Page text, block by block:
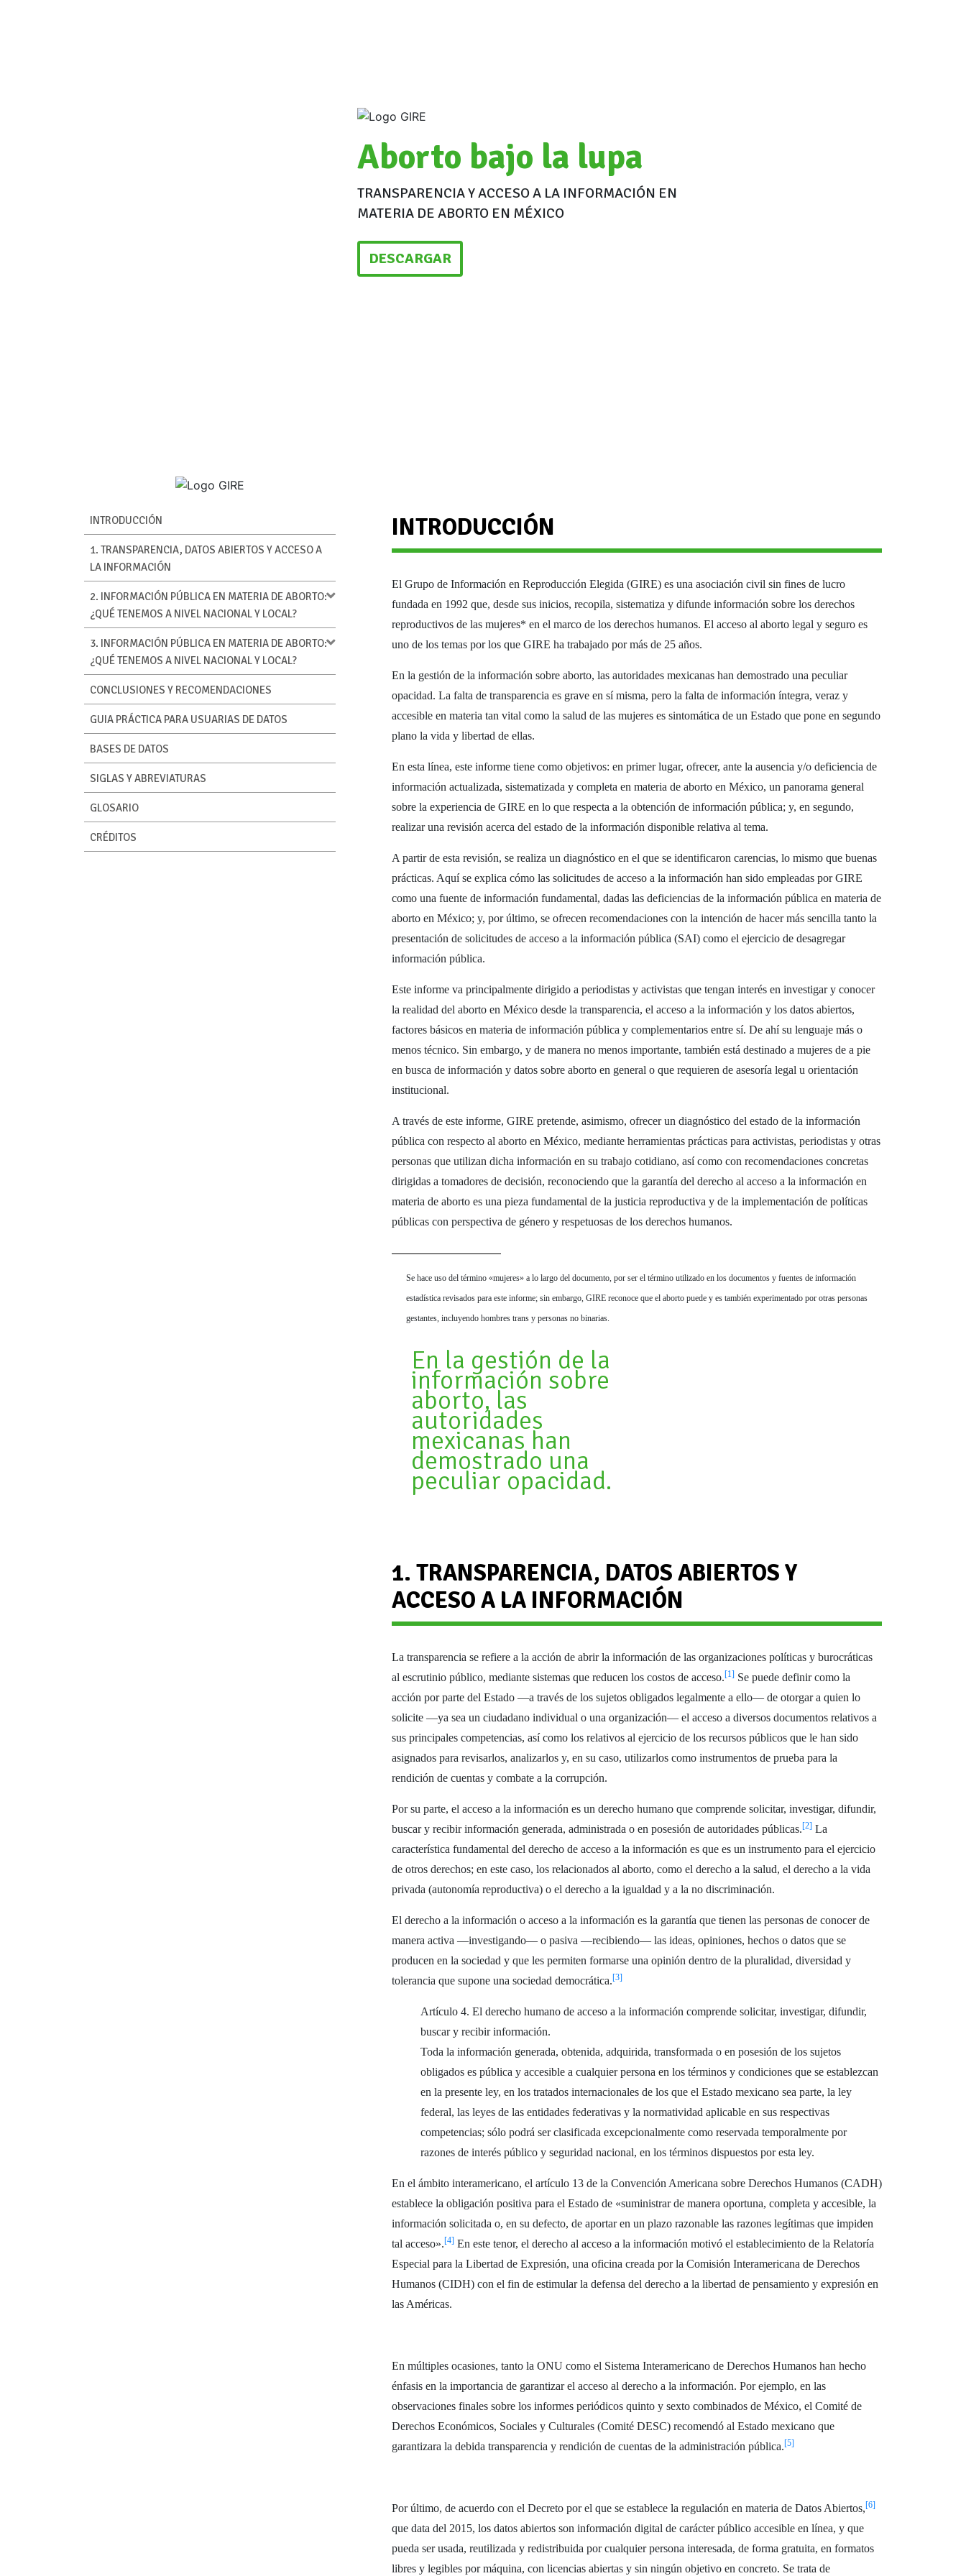
Aborto bajo la lupa
TRANSPARENCIA Y ACCESO A LA INFORMACIÓN EN
MATERIA DE ABORTO EN MÉXICO
DESCARGAR
INTRODUCCIÓN
1. TRANSPARENCIA, DATOS ABIERTOS Y ACCESO A
LA INFORMACIÓN
2. INFORMACIÓN PÚBLICA EN MATERIA DE ABORTO:
¿QUÉ TENEMOS A NIVEL NACIONAL Y LOCAL?
3. INFORMACIÓN PÚBLICA EN MATERIA DE ABORTO:
¿QUÉ TENEMOS A NIVEL NACIONAL Y LOCAL?
CONCLUSIONES Y RECOMENDACIONES
GUIA PRÁCTICA PARA USUARIAS DE DATOS
BASES DE DATOS
SIGLAS Y ABREVIATURAS
GLOSARIO
CRÉDITOS
INTRODUCCIÓN
El Grupo de Información en Reproducción Elegida (GIRE) es una asociación civil sin fines de lucro
fundada en 1992 que, desde sus inicios, recopila, sistematiza y difunde información sobre los derechos
reproductivos de las mujeres* en el marco de los derechos humanos. El acceso al aborto legal y seguro es
uno de los temas por los que GIRE ha trabajado por más de 25 años.
En la gestión de la información sobre aborto, las autoridades mexicanas han demostrado una peculiar
opacidad. La falta de transparencia es grave en sí misma, pero la falta de información íntegra, veraz y
accesible en materia tan vital como la salud de las mujeres es sintomática de un Estado que pone en segundo
plano la vida y libertad de ellas.
En esta línea, este informe tiene como objetivos: en primer lugar, ofrecer, ante la ausencia y/o deficiencia de
información actualizada, sistematizada y completa en materia de aborto en México, un panorama general
sobre la experiencia de GIRE en lo que respecta a la obtención de información pública; y, en segundo,
realizar una revisión acerca del estado de la información disponible relativa al tema.
A partir de esta revisión, se realiza un diagnóstico en el que se identificaron carencias, lo mismo que buenas
prácticas. Aquí se explica cómo las solicitudes de acceso a la información han sido empleadas por GIRE
como una fuente de información fundamental, dadas las deficiencias de la información pública en materia de
aborto en México; y, por último, se ofrecen recomendaciones con la intención de hacer más sencilla tanto la
presentación de solicitudes de acceso a la información pública (SAI) como el ejercicio de desagregar
información pública.
Este informe va principalmente dirigido a periodistas y activistas que tengan interés en investigar y conocer
la realidad del aborto en México desde la transparencia, el acceso a la información y los datos abiertos,
factores básicos en materia de información pública y complementarios entre sí. De ahí su lenguaje más o
menos técnico. Sin embargo, y de manera no menos importante, también está destinado a mujeres de a pie
en busca de información y datos sobre aborto en general o que requieren de asesoría legal u orientación
institucional.
A través de este informe, GIRE pretende, asimismo, ofrecer un diagnóstico del estado de la información
pública con respecto al aborto en México, mediante herramientas prácticas para activistas, periodistas y otras
personas que utilizan dicha información en su trabajo cotidiano, así como con recomendaciones concretas
dirigidas a tomadores de decisión, reconociendo que la garantía del derecho al acceso a la información en
materia de aborto es una pieza fundamental de la justicia reproductiva y de la implementación de políticas
públicas con perspectiva de género y respetuosas de los derechos humanos.
Se hace uso del término «mujeres» a lo largo del documento, por ser el término utilizado en los documentos y fuentes de información
estadística revisados para este informe; sin embargo, GIRE reconoce que el aborto puede y es también experimentado por otras personas
gestantes, incluyendo hombres trans y personas no binarias.
En la gestión de la
información sobre
aborto, las
autoridades
mexicanas han
demostrado una
peculiar opacidad.
1. TRANSPARENCIA, DATOS ABIERTOS Y
ACCESO A LA INFORMACIÓN
La transparencia se refiere a la acción de abrir la información de las organizaciones políticas y burocráticas
al escrutinio público, mediante sistemas que reducen los costos de acceso.[1] Se puede definir como la
acción por parte del Estado —a través de los sujetos obligados legalmente a ello— de otorgar a quien lo
solicite —ya sea un ciudadano individual o una organización— el acceso a diversos documentos relativos a
sus principales competencias, así como los relativos al ejercicio de los recursos públicos que le han sido
asignados para revisarlos, analizarlos y, en su caso, utilizarlos como instrumentos de prueba para la
rendición de cuentas y combate a la corrupción.
Por su parte, el acceso a la información es un derecho humano que comprende solicitar, investigar, difundir,
buscar y recibir información generada, administrada o en posesión de autoridades públicas.[2] La
característica fundamental del derecho de acceso a la información es que es un instrumento para el ejercicio
de otros derechos; en este caso, los relacionados al aborto, como el derecho a la salud, el derecho a la vida
privada (autonomía reproductiva) o el derecho a la igualdad y a la no discriminación.
El derecho a la información o acceso a la información es la garantía que tienen las personas de conocer de
manera activa —investigando— o pasiva —recibiendo— las ideas, opiniones, hechos o datos que se
producen en la sociedad y que les permiten formarse una opinión dentro de la pluralidad, diversidad y
tolerancia que supone una sociedad democrática.[3]
Artículo 4. El derecho humano de acceso a la información comprende solicitar, investigar, difundir,
buscar y recibir información.
Toda la información generada, obtenida, adquirida, transformada o en posesión de los sujetos
obligados es pública y accesible a cualquier persona en los términos y condiciones que se establezcan
en la presente ley, en los tratados internacionales de los que el Estado mexicano sea parte, la ley
federal, las leyes de las entidades federativas y la normatividad aplicable en sus respectivas
competencias; sólo podrá ser clasificada excepcionalmente como reservada temporalmente por
razones de interés público y seguridad nacional, en los términos dispuestos por esta ley.
En el ámbito interamericano, el artículo 13 de la Convención Americana sobre Derechos Humanos (CADH)
establece la obligación positiva para el Estado de «suministrar de manera oportuna, completa y accesible, la
información solicitada o, en su defecto, de aportar en un plazo razonable las razones legítimas que impiden
tal acceso».[4] En este tenor, el derecho al acceso a la información motivó el establecimiento de la Relatoría
Especial para la Libertad de Expresión, una oficina creada por la Comisión Interamericana de Derechos
Humanos (CIDH) con el fin de estimular la defensa del derecho a la libertad de pensamiento y expresión en
las Américas.
En múltiples ocasiones, tanto la ONU como el Sistema Interamericano de Derechos Humanos han hecho
énfasis en la importancia de garantizar el acceso al derecho a la información. Por ejemplo, en las
observaciones finales sobre los informes periódicos quinto y sexto combinados de México, el Comité de
Derechos Económicos, Sociales y Culturales (Comité DESC) recomendó al Estado mexicano que
garantizara la debida transparencia y rendición de cuentas de la administración pública.[5]
Por último, de acuerdo con el Decreto por el que se establece la regulación en materia de Datos Abiertos,[6]
que data del 2015, los datos abiertos son información digital de carácter público accesible en línea, y que
pueda ser usada, reutilizada y redistribuida por cualquier persona interesada, de forma gratuita, en formatos
libres y legibles por máquina, con licencias abiertas y sin ningún objetivo en concreto. Se trata de